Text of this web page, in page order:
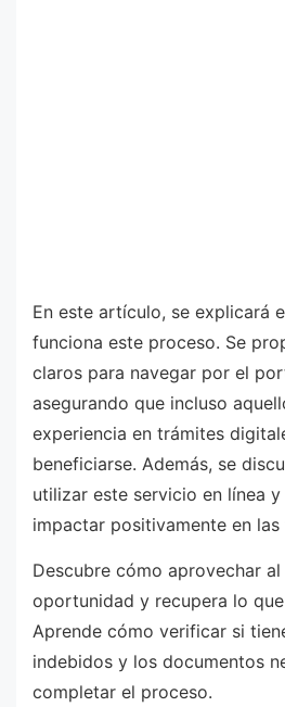
En este artículo, se explicará
funciona este proceso. Se
claros para navegar por el
asegurando que incluso
experiencia en trámites
beneficiarse. Además, se
utilizar este servicio en línea
impactar positivamente en las
Descubre cómo aprovechar
oportunidad y recupera lo
Aprende cómo verificar si
indebidos y los documentos
completar el proceso.